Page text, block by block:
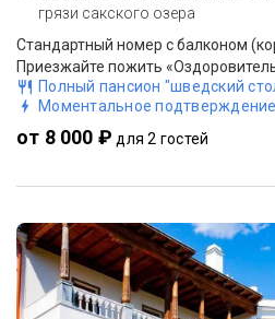
грязи сакского озера
Стандартный номер с балконом
Приезжайте пожить
Полный пансион "шведский
Моментальное подтверждение
от 8 000 ₽ для 2 гостей